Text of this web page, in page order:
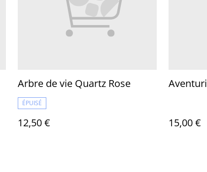
Arbre de vie Quartz Rose
ÉPUISÉ
12,50 € 15,00 €